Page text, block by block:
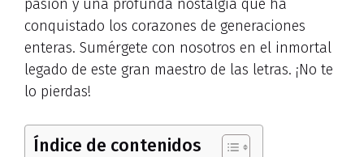
pasión y una profunda nostalgia que ha
conquistado los corazones de generaciones
enteras. Sumérgete con nosotros en el inmortal
legado de este gran maestro de las letras. ¡No te
lo pierdas!
Índice de contenidos